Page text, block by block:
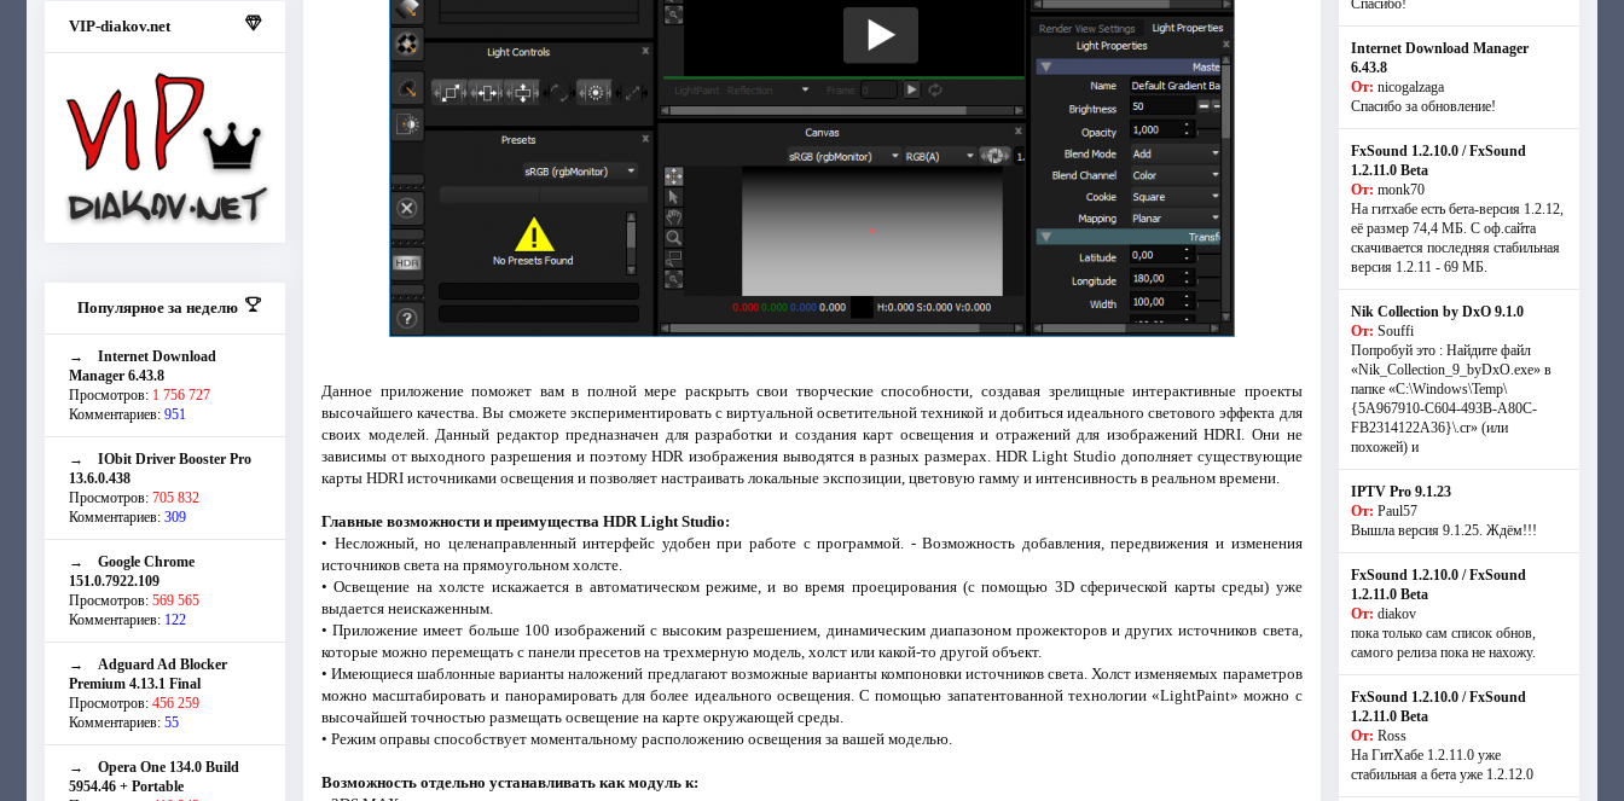
VIP-diakov.net
Популярное за неделю
→ Internet Download
Manager 6.43.8
Просмотров: 1 756 727
Комментариев: 951
→ IObit Driver Booster Pro
13.6.0.438
Просмотров: 705 832
Комментариев: 309
→ Google Chrome
151.0.7922.109
Просмотров: 569 565
Комментариев: 122
→ Adguard Ad Blocker
Premium 4.13.1 Final
Просмотров: 456 259
Комментариев: 55
→ Opera One 134.0 Build
5954.46 + Portable
Данное приложение поможет вам в полной мере раскрыть свои творческие способности, создавая зрелищные интерактивные проекты
высочайшего качества. Вы сможете экспериментировать с виртуальной осветительной техникой и добиться идеального светового эффекта для
своих моделей. Данный редактор предназначен для разработки и создания карт освещения и отражений для изображений HDRI. Они не
зависимы от выходного разрешения и поэтому HDR изображения выводятся в разных размерах. HDR Light Studio дополняет существующие
карты HDRI источниками освещения и позволяет настраивать локальные экспозиции, цветовую гамму и интенсивность в реальном времени.
Главные возможности и преимущества HDR Light Studio:
• Несложный, но целенаправленный интерфейс удобен при работе с программой. - Возможность добавления, передвижения и изменения
источников света на прямоугольном холсте.
• Освещение на холсте искажается в автоматическом режиме, и во время проецирования (с помощью 3D сферической карты среды) уже
выдается неискаженным.
• Приложение имеет больше 100 изображений с высоким разрешением, динамическим диапазоном прожекторов и других источников света,
которые можно перемещать с панели пресетов на трехмерную модель, холст или какой-то другой объект.
• Имеющиеся шаблонные варианты наложений предлагают возможные варианты компоновки источников света. Холст изменяемых параметров
можно масштабировать и панорамировать для более идеального освещения. С помощью запатентованной технологии «LightPaint» можно с
высочайшей точностью размещать освещение на карте окружающей среды.
• Режим оправы способствует моментальному расположению освещения за вашей моделью.
Возможность отдельно устанавливать как модуль к:
Спасибо!
Internet Download Manager
6.43.8
От: nicogalzaga
Спасибо за обновление!
FxSound 1.2.10.0 / FxSound
1.2.11.0 Beta
От: monk70
На гитхабе есть бета-версия 1.2.12,
её размер 74,4 МБ. С оф.сайта
скачивается последняя стабильная
версия 1.2.11 - 69 МБ.
Nik Collection by DxO 9.1.0
От: Souffi
Попробуй это : Найдите файл
«Nik_Collection_9_byDxO.exe» в
папке «C:\Windows\Temp\
{5A967910-C604-493B-A80C-
FB2314122A36}\.cr» (или
похожей) и
IPTV Pro 9.1.23
От: Paul57
Вышла версия 9.1.25. Ждём!!!
FxSound 1.2.10.0 / FxSound
1.2.11.0 Beta
От: diakov
пока только сам список обнов,
самого релиза пока не нахожу.
FxSound 1.2.10.0 / FxSound
1.2.11.0 Beta
От: Ross
На ГитХабе 1.2.11.0 уже
стабильная а бета уже 1.2.12.0